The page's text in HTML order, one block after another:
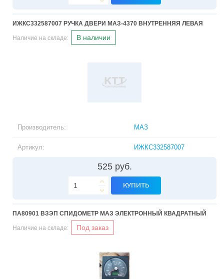
ИЖКС332587007 РУЧКА ДВЕРИ МАЗ-4370 ВНУТРЕННЯЯ ЛЕВАЯ
Наличие на складе: В наличии
Производитель: МАЗ
Артикул: ИЖКС332587007
525 руб.
КУПИТЬ
ПA80901 ВЗЭП СПИДОМЕТР МАЗ ЭЛЕКТРОННЫЙ КВАДРАТНЫЙ
Наличие на складе: Под заказ